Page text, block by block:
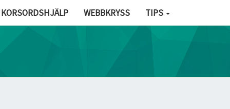
KORSORDSHJÄLP WEBBKRYSS TIPS